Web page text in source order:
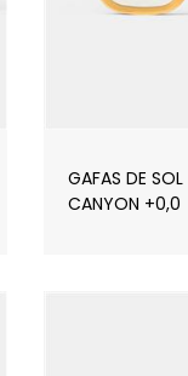
GAFAS DE
CANYON +0,0